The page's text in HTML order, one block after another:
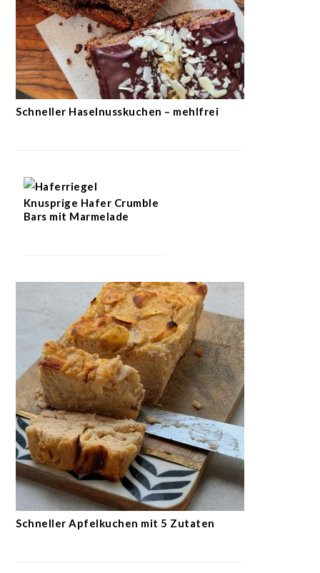
Schneller Haselnusskuchen – mehlfrei
Knusprige Hafer Crumble
Bars mit Marmelade
Schneller Apfelkuchen mit 5 Zutaten